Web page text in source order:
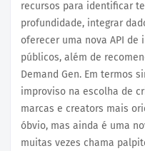
recursos para identificar
profundidade, integrar
oferecer uma nova API de
públicos, além de
Demand Gen. Em termos
improviso na escolha de
marcas e creators mais
óbvio, mas ainda é uma
muitas vezes chama